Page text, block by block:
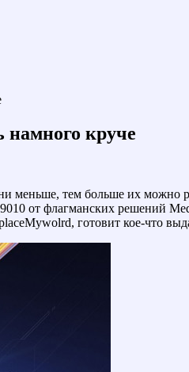
круче
меньше, тем больше их
от флагманских решений
готовит кое-что